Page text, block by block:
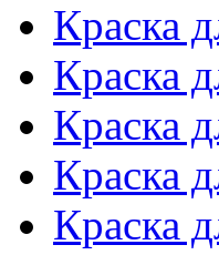
Краска
Краска
Краска
Краска
Краска